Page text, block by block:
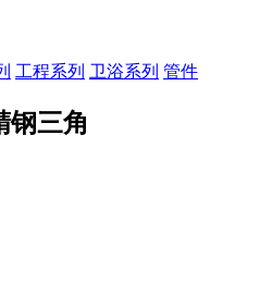
工程系列 卫浴系列 管件
钢三角